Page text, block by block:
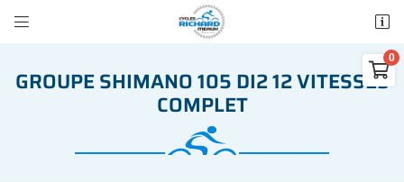
 
01 64 34 07 57

GROUPE SHIMANO 105 DI2 12 VITESSES
COMPLET